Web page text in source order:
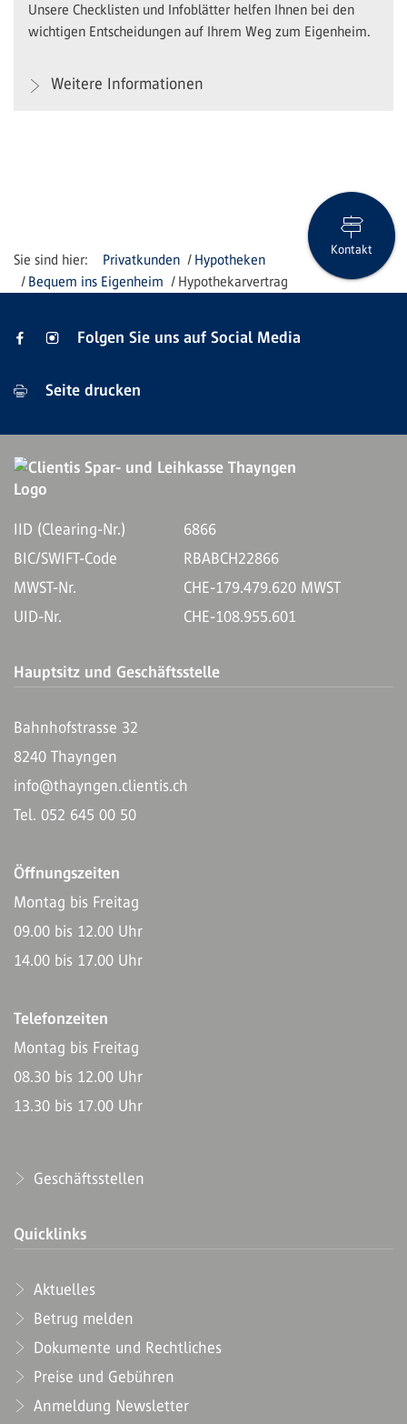
Unsere Checklisten und Infoblätter helfen Ihnen bei den
wichtigen Entscheidungen auf Ihrem Weg zum Eigenheim.
Weitere Informationen
Privatkunden
Hypotheken
Bequem ins Eigenheim
Hypothekarvertrag
Kontakt
Folgen Sie uns auf Social Media
Seite drucken
IID (Clearing-Nr.)
6866
BIC/SWIFT-Code
RBABCH22866
MWST-Nr.
CHE-179.479.620 MWST
UID-Nr.
CHE-108.955.601
Hauptsitz und Geschäftsstelle
Bahnhofstrasse 32
8240 Thayngen
info@thayngen.clientis.ch
Tel. 052 645 00 50
Öffnungszeiten
Montag bis Freitag
09.00 bis 12.00 Uhr
14.00 bis 17.00 Uhr
Telefonzeiten
Montag bis Freitag
08.30 bis 12.00 Uhr
13.30 bis 17.00 Uhr
Geschäftsstellen
Quicklinks
Aktuelles
Betrug melden
Dokumente und Rechtliches
Preise und Gebühren
Anmeldung Newsletter